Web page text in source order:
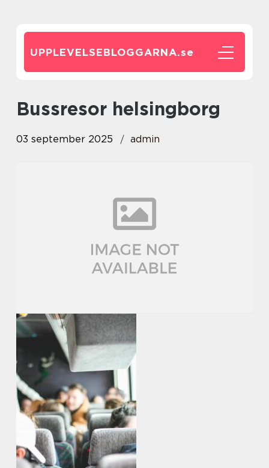
UPPLEVELSEBLOGGARNA.se
bussresor helsingborg
03 september 2025 admin